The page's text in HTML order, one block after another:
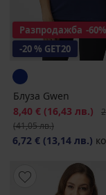
Разпродажба -60%
-20 % GET20
Блуза Gwen
Намаление
8,40 € (16,43 лв.)
(41,05 лв.)
6,72 € (13,14 лв.)